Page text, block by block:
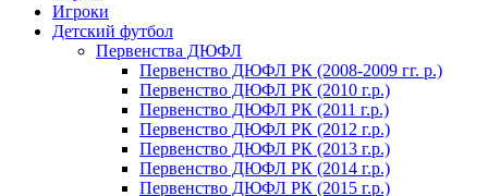
Игроки
Детский футбол
Первенства ДЮФЛ
Первенство ДЮФЛ РК (2008-2009 гг. р.)
Первенство ДЮФЛ РК (2010 г.р.)
Первенство ДЮФЛ РК (2011 г.р.)
Первенство ДЮФЛ РК (2012 г.р.)
Первенство ДЮФЛ РК (2013 г.р.)
Первенство ДЮФЛ РК (2014 г.р.)
Первенство ДЮФЛ РК (2015 г.р.)